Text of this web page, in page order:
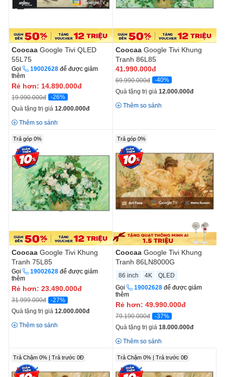
Coocaa Google Tivi QLED
55L75
Gọi 19002628
thêm
Rẻ hơn: 14.890.000đ
19.990.000đ
-26%
Quà tặng trị giá 12.000.000đ
Thêm so sánh
Coocaa Google Tivi Khung
Tranh 86L85
41.990.000đ
69.990.000đ
-40%
Quà tặng trị giá 12.000.000đ
Thêm so sánh
Trả góp 0%
Coocaa Google Tivi Khung
Tranh 75L85
Gọi 19002628
thêm
Rẻ hơn: 23.490.000đ
31.999.000đ
-27%
Quà tặng trị giá 12.000.000đ
Thêm so sánh
Trả góp 0%
Coocaa Google Tivi Khung
Tranh 86LN8000G
86 inch 4K QLED
Gọi 19002628
thêm
Rẻ hơn: 49.990.000đ
79.190.000đ
-37%
Quà tặng trị giá 18.000.000đ
Thêm so sánh
Trả Chậm 0% | Trả trước 0Đ Trả Chậm 0% | Trả trước 0Đ